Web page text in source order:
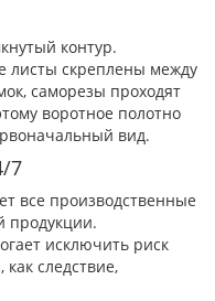
контур.
листы скреплены между
саморезы проходят
воротное полотно
вид.
7
все производственные
продукции.
исключить риск
следствие,